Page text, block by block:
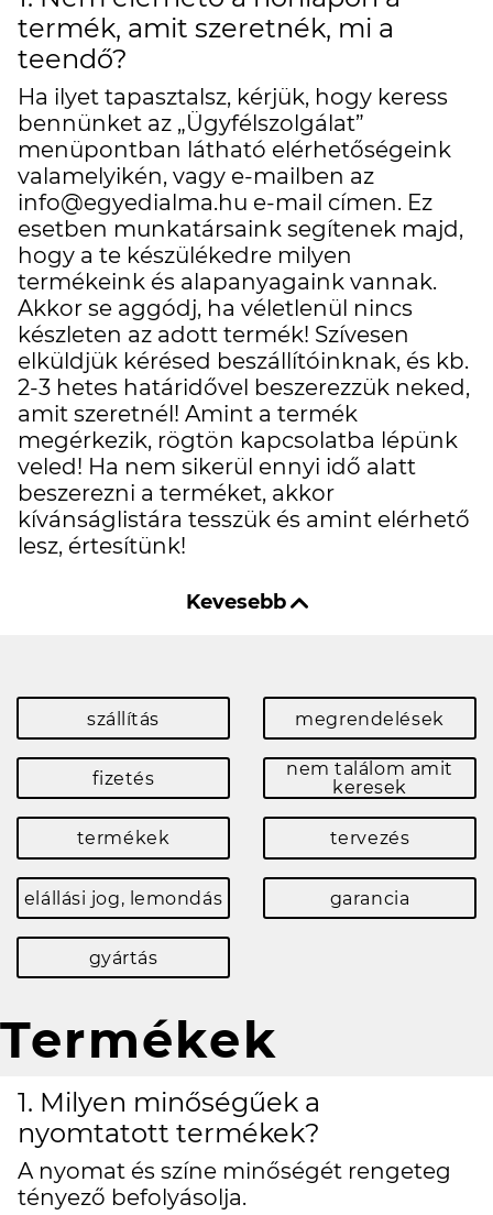
termék, amit szeretnék, mi a
teendő?
Ha ilyet tapasztalsz, kérjük, hogy keress
bennünket az „Ügyfélszolgálat”
menüpontban látható elérhetőségeink
valamelyikén, vagy e-mailben az
info@egyedialma.hu e-mail címen. Ez
esetben munkatársaink segítenek majd,
hogy a te készülékedre milyen
termékeink és alapanyagaink vannak.
Akkor se aggódj, ha véletlenül nincs
készleten az adott termék! Szívesen
elküldjük kérésed beszállítóinknak, és kb.
2-3 hetes határidővel beszerezzük neked,
amit szeretnél! Amint a termék
megérkezik, rögtön kapcsolatba lépünk
veled! Ha nem sikerül ennyi idő alatt
beszerezni a terméket, akkor
kívánságlistára tesszük és amint elérhető
lesz, értesítünk!
szállítás megrendelések
fizetés
nem találom amit
keresek
termékek tervezés
elállási jog, lemondás garancia
gyártás
Termékek
1. Milyen minőségűek a
nyomtatott termékek?
A nyomat és színe minőségét rengeteg
tényező befolyásolja.